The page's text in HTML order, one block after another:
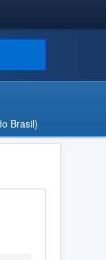
Brasil)